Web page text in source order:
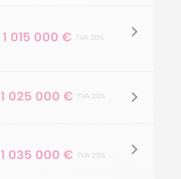
1 015 000 € TVA 20%
1 025 000 € TVA 20%
1 035 000 € TVA 20%